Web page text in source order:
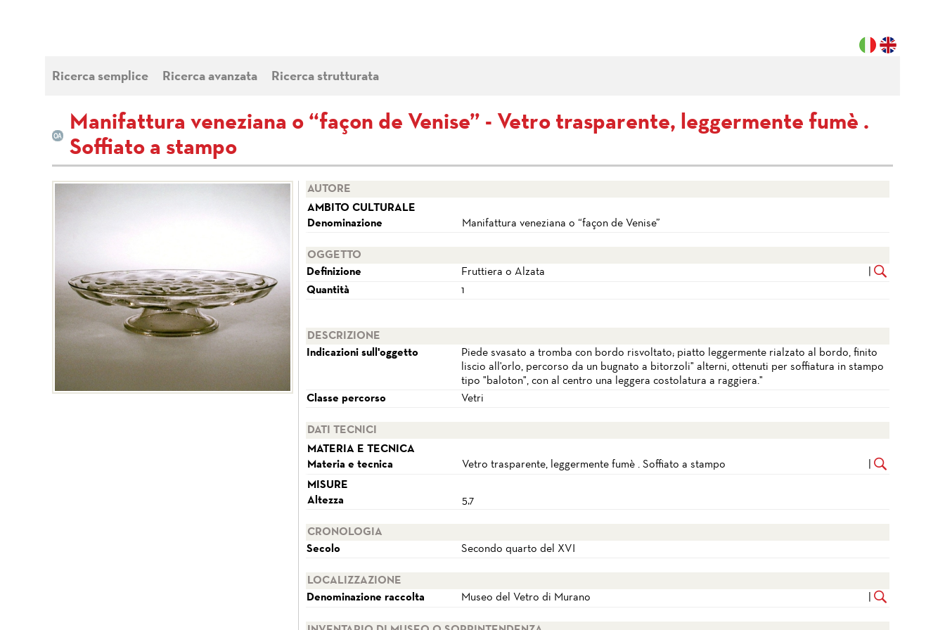
Ricerca semplice Ricerca avanzata Ricerca strutturata
Manifattura veneziana o “façon de Venise” - Vetro trasparente, leggermente fumè .
Soffiato a stampo
AUTORE
AMBITO CULTURALE
Denominazione
Manifattura veneziana o “façon de Venise”
OGGETTO
Definizione
Fruttiera o Alzata
Quantità
1
DESCRIZIONE
Indicazioni sull'oggetto
Piede svasato a tromba con bordo risvoltato; piatto leggermente rialzato al bordo, finito
liscio all'orlo, percorso da un bugnato a bitorzoli" alterni, ottenuti per soffiatura in stampo
tipo "baloton", con al centro una leggera costolatura a raggiera."
Classe percorso
Vetri
DATI TECNICI
MATERIA E TECNICA
Materia e tecnica
Vetro trasparente, leggermente fumè . Soffiato a stampo
MISURE
Altezza
5,7
CRONOLOGIA
Secolo
Secondo quarto del XVI
LOCALIZZAZIONE
Denominazione raccolta
Museo del Vetro di Murano